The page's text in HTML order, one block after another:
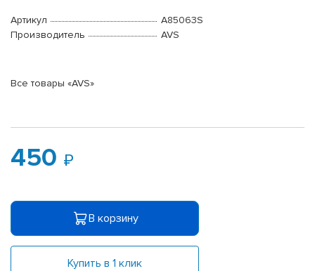
Артикул
A85063S
Производитель
AVS
Все товары «AVS»
450
В корзину
Купить в 1 клик